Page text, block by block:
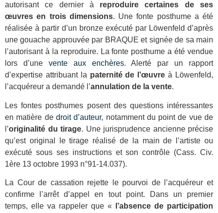
autorisant ce dernier à reproduire certaines de ses
œuvres en trois dimensions. Une fonte posthume a été
réalisée à partir d’un bronze exécuté par Löwenfeld d’après
une gouache approuvée par BRAQUE et signée de sa main
l’autorisant à la reproduire. La fonte posthume a été vendue
lors d’une vente aux enchères. Alerté par un rapport
d’expertise attribuant la paternité de l’œuvre à Löwenfeld,
l’acquéreur a demandé l’annulation de la vente.
Les fontes posthumes posent des questions intéressantes
en matière de droit d’auteur, notamment du point de vue de
l’originalité du tirage. Une jurisprudence ancienne précise
qu’est original le tirage réalisé de la main de l’artiste ou
exécuté sous ses instructions et son contrôle (Cass. Civ.
1ère 13 octobre 1993 n°91-14.037).
La Cour de cassation rejette le pourvoi de l’acquéreur et
confirme l’arrêt d’appel en tout point. Dans un premier
temps, elle va rappeler que «
l’absence de participation